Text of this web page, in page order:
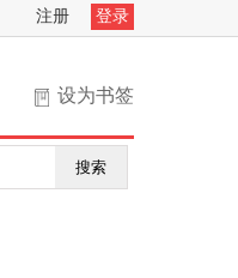
注册 登录
设为书签
搜索